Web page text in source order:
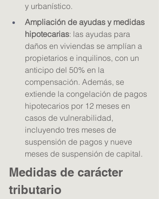
y urbanístico.
Ampliación de ayudas y medidas
hipotecarias: las ayudas para
daños en viviendas se amplían a
propietarios e inquilinos, con un
anticipo del 50% en la
compensación. Además, se
extiende la congelación de pagos
hipotecarios por 12 meses en
casos de vulnerabilidad,
incluyendo tres meses de
suspensión de pagos y nueve
meses de suspensión de capital.
Medidas de carácter
tributario